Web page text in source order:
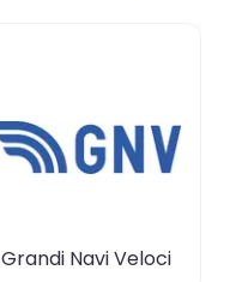
Grandi Navi Veloci